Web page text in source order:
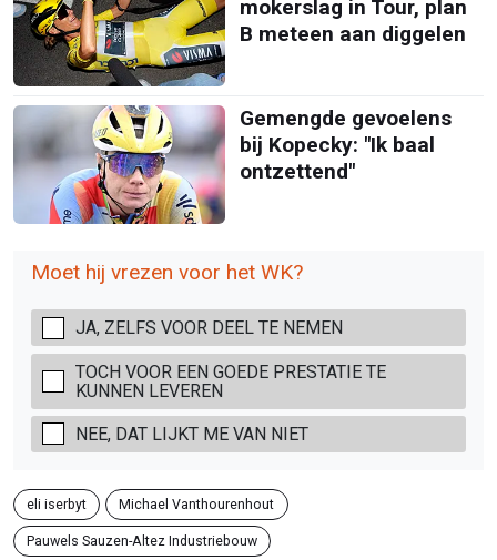
mokerslag in Tour, plan
B meteen aan diggelen
Gemengde gevoelens
bij Kopecky: "Ik baal
ontzettend"
Moet hij vrezen voor het WK?
JA, ZELFS VOOR DEEL TE NEMEN
TOCH VOOR EEN GOEDE PRESTATIE TE
KUNNEN LEVEREN
NEE, DAT LIJKT ME VAN NIET
eli iserbyt Michael Vanthourenhout
Pauwels Sauzen-Altez Industriebouw